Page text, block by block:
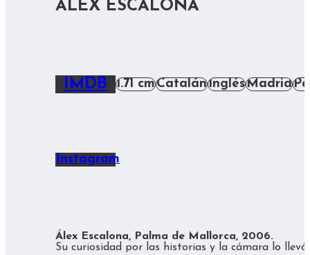
ALEX ESCALONA
Instagram
IMDB 1.71 cmCatalánInglésMadrid
Álex Escalona, Palma de Mallorca, 2006.
Su curiosidad por las historias y la cámara lo